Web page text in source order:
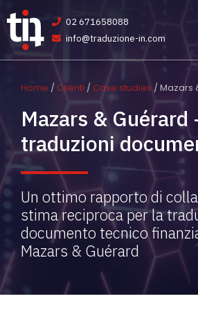
02 671658088
info@traduzione-in.com
Home / Clienti / Case studies/ Mazars
Mazars & Guérard
traduzioni
Un ottimo rapporto di
stima reciproca per la
documento tecnico
Mazars & Guérard